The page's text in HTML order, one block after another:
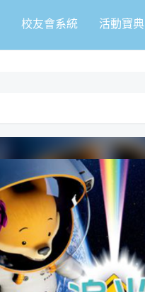
校友會系統 活動寶典